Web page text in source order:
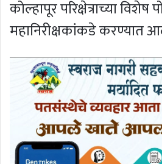
कोल्हापूर परिक्षेत्राच्या विशेष
महानिरीक्षकांकडे करण्यात